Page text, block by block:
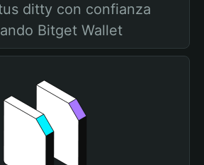
ditty con confianza
Bitget Wallet